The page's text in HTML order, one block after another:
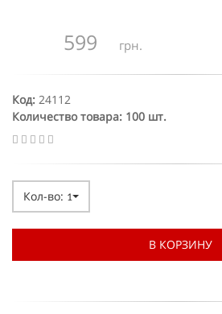
599 грн.
Код: 24112
Количество товара: 100 шт.
Кол-во: 1
В КОРЗИНУ